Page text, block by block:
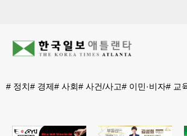
# 정치# 경제# 사회# 사건/사고# 이민·비자# 교